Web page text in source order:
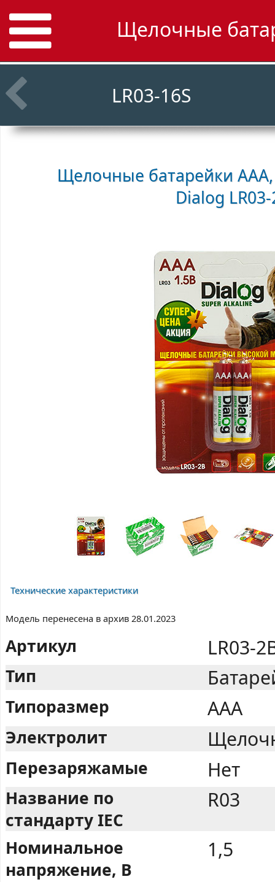
Щелочные
LR03-16S
Щелочные батарейки ААА,
Dialog
Технические характеристики
Модель перенесена в архив 28.01.2023
Артикул LR03-
Тип
Типоразмер AAA
Электролит
Перезаряжамые Нет
Название по
стандарту IEC
R03
Номинальное
напряжение, В
1,5